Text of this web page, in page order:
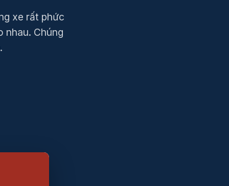
xe rất phức
nhau. Chúng